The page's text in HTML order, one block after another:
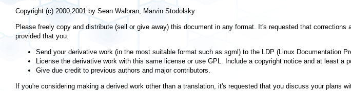
Copyright (c) 2000,2001 by Sean Walbran, Marvin Stodolsky
Please freely copy and distribute (sell or give away) this document in any format. It's requested that
provided that you:
Send your derivative work (in the most suitable format such as sgml) to the LDP (Linux Documentation
License the derivative work with this same license or use GPL. Include a copyright notice and at least a
Give due credit to previous authors and major contributors.
If you're considering making a derived work other than a translation, it's requested that you discuss your plans